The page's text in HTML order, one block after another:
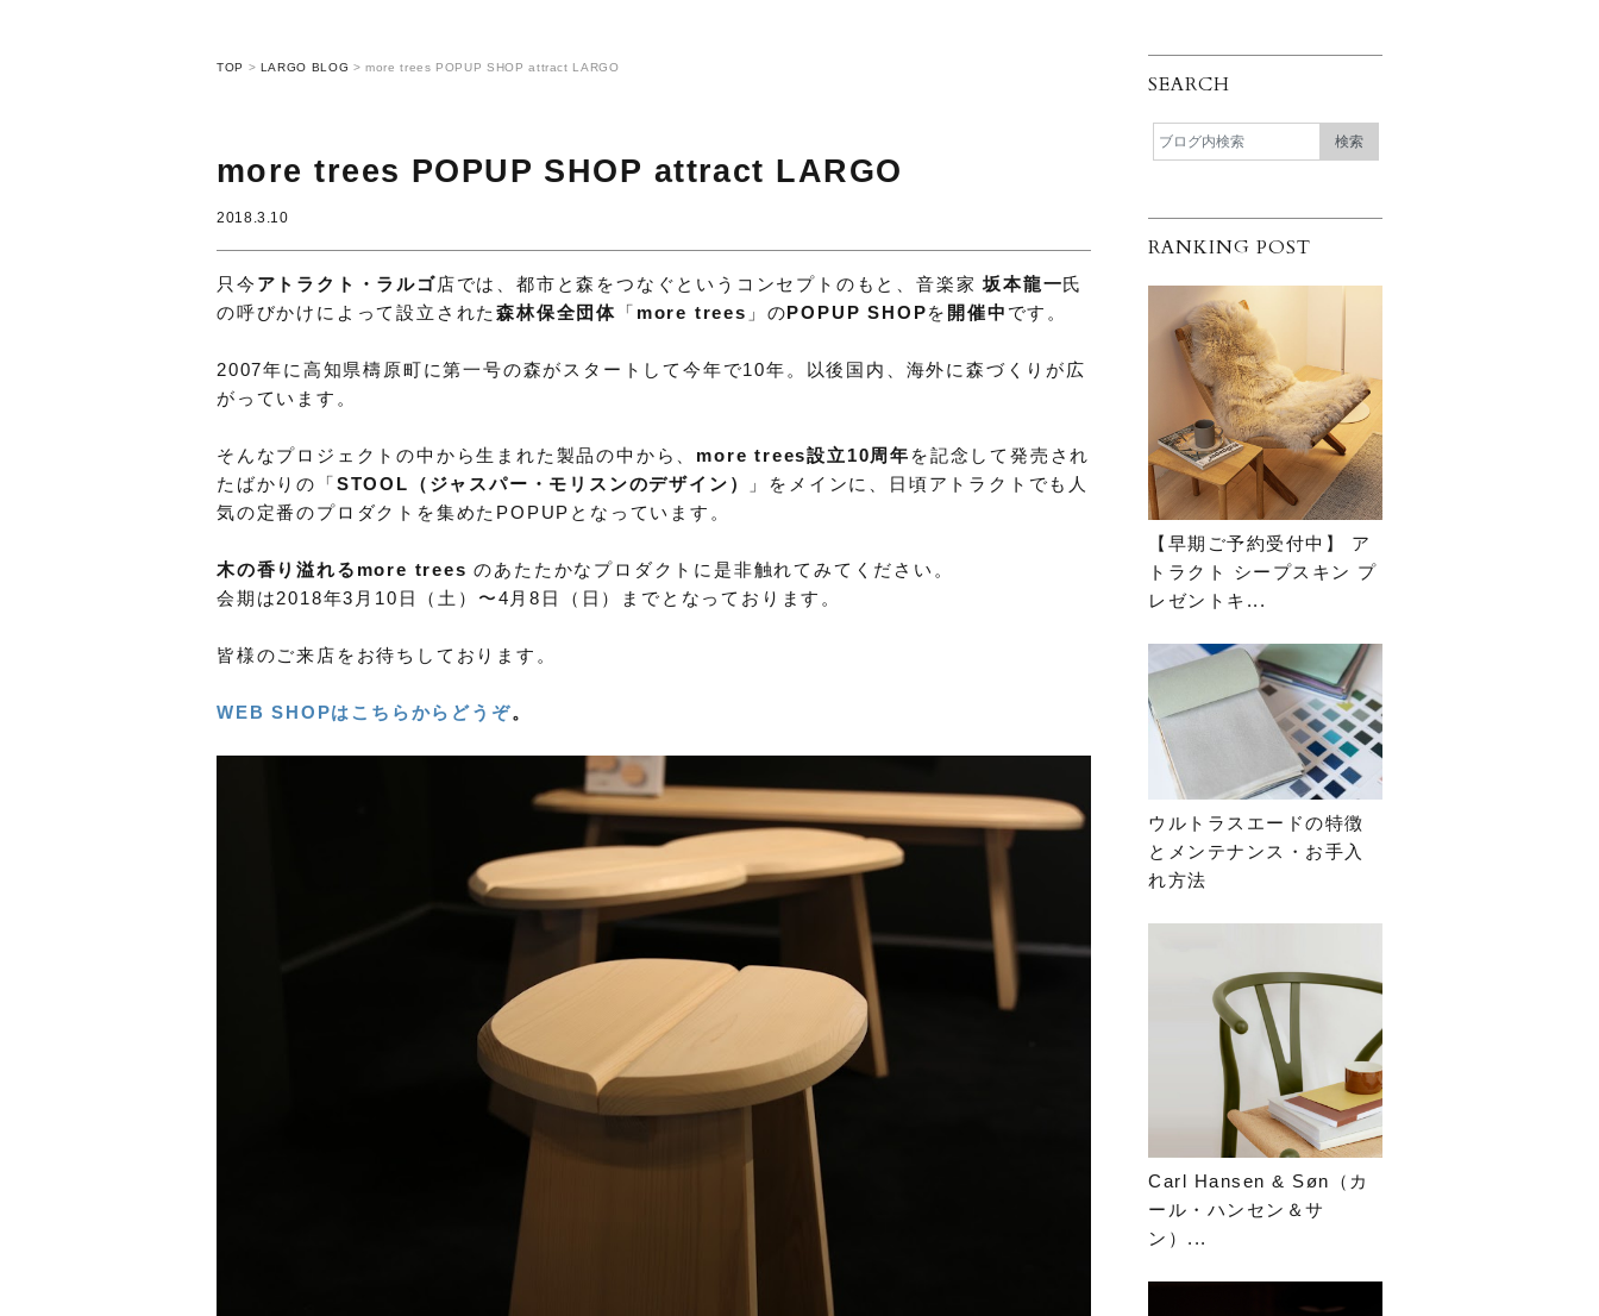
TOP > LARGO BLOG >more trees POPUP SHOP attract LARGO
more trees POPUP SHOP attract LARGO
2018.3.10
只今 アトラクト・ラルゴ店では、都市と森をつなぐというコンセプトのもと、音楽家坂本龍一氏
の呼びかけによって設立された森林保全団体 「 more trees 」のPOPUP SHOPを 開催中 です。
2007年に高知県檮原町に第一号の森がスタートして今年で10年。以後国内、海外に森づくりが広
がっています。
そんなプロジェクトの中から生まれた製品の中から、 more trees設立10周年 を記念して発売され
たばかりの「STOOL（ジャスパー・モリスンのデザイン）
」をメインに、日頃アトラクトでも人
気の定番のプロダクトを集めたPOPUPとなっています。
木の香り溢れるmore trees のあたたかなプロダクトに是非触れてみてください。
会期は2018年3月10日（土）〜4月8日（日）までとなっております。
皆様のご来店をお待ちしております。
WEB SHOPはこちらからどうぞ。
SEARCH
RANKING POST
【早期ご予約受付中】 ア
トラクト シープスキン プ
レゼントキ...
ウルトラスエードの特徴
とメンテナンス・お手入
れ方法
Carl Hansen & Søn（カ
ール・ハンセン＆サ
ン）...